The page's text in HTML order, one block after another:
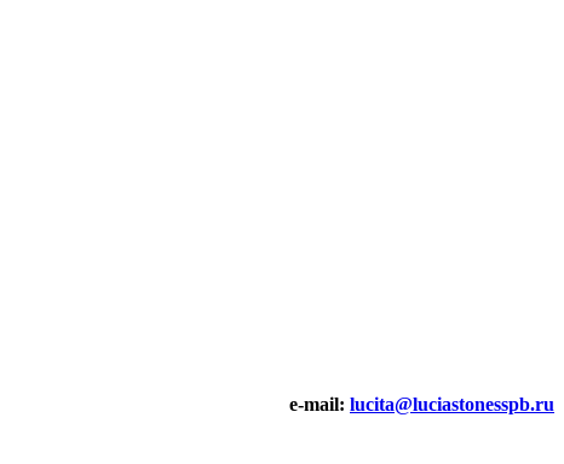
e-mail: lucita@luciastonesspb.ru